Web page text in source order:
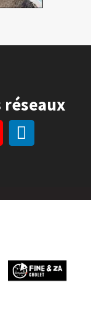
réseaux